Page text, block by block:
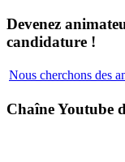
Devenez
candidature !
Nous cherchons des
Chaîne Youtube